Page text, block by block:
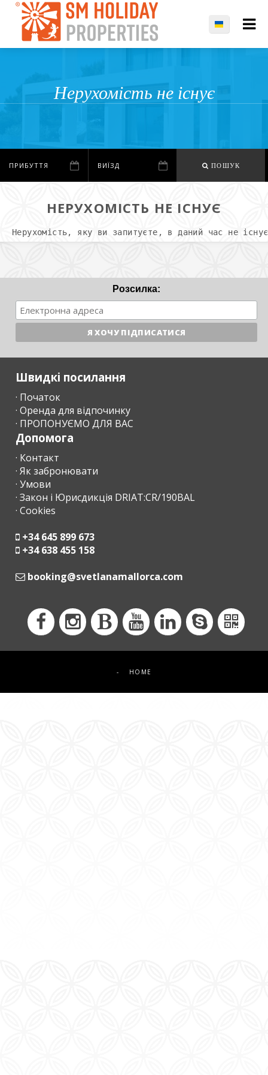
Нерухомість не існує
ПОШУК
НЕРУХОМІСТЬ НЕ ІСНУЄ
Нерухомість, яку ви запитуєте, в даний час не
Розсилка:
Швидкі посилання
· Початок
· Оренда для відпочинку
· ПРОПОНУЄМО ДЛЯ ВАС
Допомога
· Контакт
· Як забронювати
· Умови
· Закон і Юрисдикція DRIAT:CR/190BAL
· Cookies
+34 645 899 673
+34 638 455 158
moc.acrollamanaltevs@gnikoob
- HOME